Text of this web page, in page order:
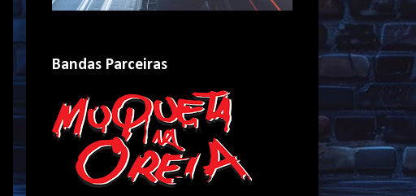
Bandas Parceiras